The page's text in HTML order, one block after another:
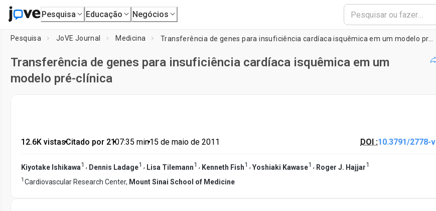
Pesquisa Educação Negócios
Pesquisa JoVE Journal Medicina
Transferência de genes para insuficiência cardíaca isquêmica em um
modelo pré-clínica
12.6K vistas•Citado por 21•07:35 min•15 de maio de 2011 DOI :10.3791/2778-v
Kiyotake Ishikawa1 , Dennis Ladage1 , Lisa Tilemann1 , Kenneth Fish1 , Yoshiaki Kawase1 , Roger J. Hajjar1
1 Cardiovascular Research Center, Mount Sinai School of Medicine